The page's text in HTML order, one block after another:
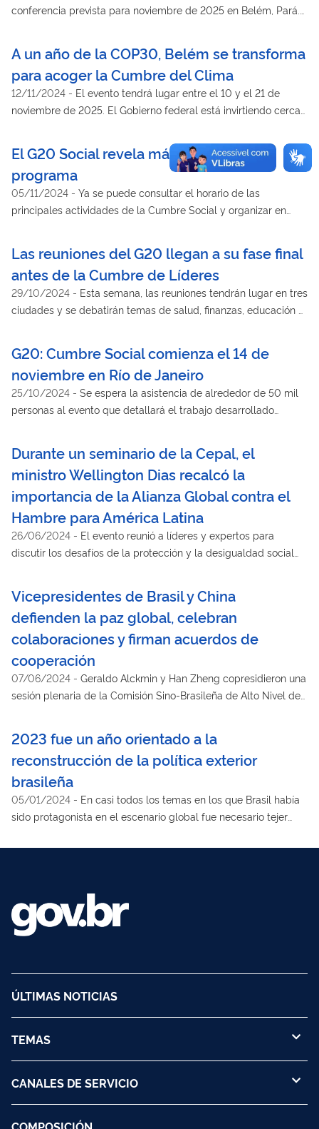
conferencia prevista para noviembre de 2025 en Belém, Pará.
A un año de la COP30, Belém se transforma
para acoger la Cumbre del Clima
12/11/2024 - El evento tendrá lugar entre el 10 y el 21 de
noviembre de 2025. El Gobierno federal está invirtiendo cerca
fondos del Presupuesto de la Unión, del BNDES y de Itaipú
El G20 Social revela más detalles de su
programa
05/11/2024 - Ya se puede consultar el horario de las
principales actividades de la Cumbre Social y organizar en
Las reuniones del G20 llegan a su fase final
antes de la Cumbre de Líderes
29/10/2024 - Esta semana, las reuniones tendrán lugar en tres
ciudades y se debatirán temas de salud, finanzas, educación y
G20: Cumbre Social comienza el 14 de
noviembre en Río de Janeiro
25/10/2024 - Se espera la asistencia de alrededor de 50 mil
personas al evento que detallará el trabajo desarrollado
Durante un seminario de la Cepal, el
ministro Wellington Dias recalcó la
importancia de la Alianza Global contra el
Hambre para América Latina
26/06/2024 - El evento reunió a líderes y expertos para
discutir los desafíos de la protección y la desigualdad social
Vicepresidentes de Brasil y China
defienden la paz global, celebran
colaboraciones y firman acuerdos de
cooperación
07/06/2024 - Geraldo Alckmin y Han Zheng copresidieron una
sesión plenaria de la Comisión Sino-Brasileña de Alto Nivel de
2023 fue un año orientado a la
reconstrucción de la política exterior
brasileña
05/01/2024 - En casi todos los temas en los que Brasil había
sido protagonista en el escenario global fue necesario tejer
ÚLTIMAS NOTICIAS
TEMAS
CANALES DE SERVICIO